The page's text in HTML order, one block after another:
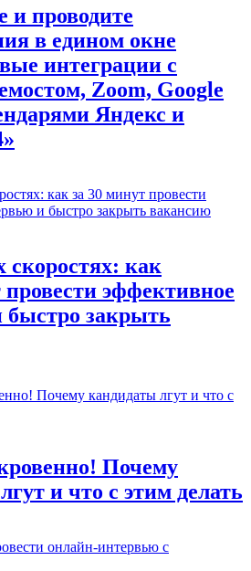
и проводите
в едином окне
интеграции с
Zoom, Google
Яндекс и
как
провести эффективное
закрыть
Почему
и что с этим делать